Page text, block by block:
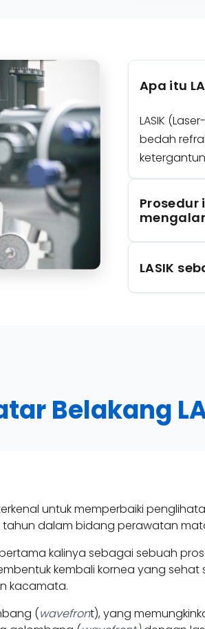
Apa itu
LASIK
bedah
LASIK
Belakang
untuk memperbaiki
dalam bidang perawatan
kalinya sebagai sebuah
kembali kornea yang
kacamata.
(wavefront), yang